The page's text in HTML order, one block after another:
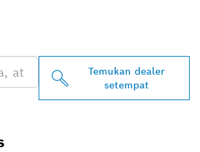
Temukan dealer
setempat